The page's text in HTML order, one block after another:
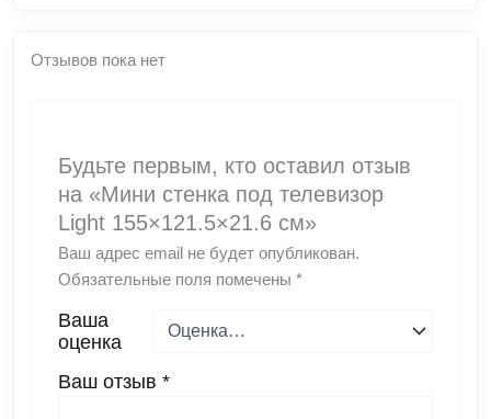
Отзывов пока нет
Будьте первым, кто оставил отзыв
на «Мини стенка под телевизор
Light 155×121.5×21.6 см»
Ваш адрес email не будет опубликован.
Обязательные поля помечены *
Ваша
оценка
Ваш отзыв *